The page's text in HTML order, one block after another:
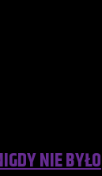
NIE BYŁO